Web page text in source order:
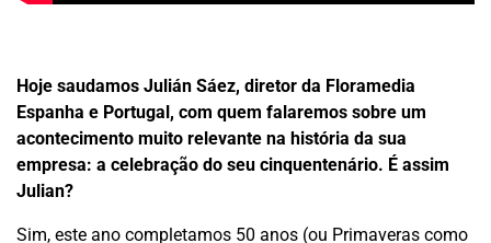
Hoje saudamos Julián Sáez, diretor da Floramedia
Espanha e Portugal, com quem falaremos sobre um
acontecimento muito relevante na história da sua
empresa: a celebração do seu cinquentenário. É assim
Julian?
Sim, este ano completamos 50 anos (ou Primaveras como